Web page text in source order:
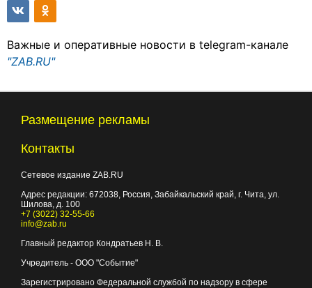
Важные и оперативные новости в telegram-канале
"ZAB.RU"
Размещение рекламы
Контакты
Сетевое издание ZAB.RU
Адрес редакции: 672038 , Россия, Забайкальский край, г. Чита ул.
Шилова, д. 100
+7 (3022) 32-55-66
info@zab.ru
Главный редактор Кондратьев Н. В.
Учредитель - ООО "Событие"
Зарегистрировано Федеральной службой по надзору в сфере